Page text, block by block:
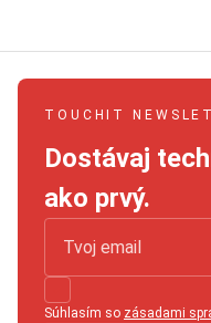
TOUCHIT
Dostávaj
ako prvý.
Súhlasím so zásadami